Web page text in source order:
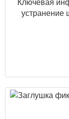
устранение